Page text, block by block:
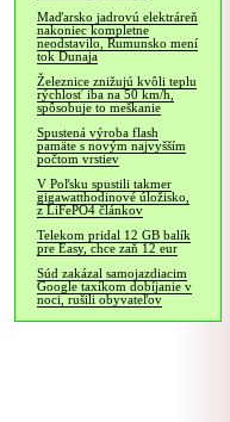
Maďarsko jadrovú elektráreň
nakoniec kompletne
neodstavilo, Rumunsko mení
tok Dunaja
Železnice znižujú kvôli teplu
rýchlosť iba na 50 km/h,
spôsobuje to meškanie
Spustená výroba flash
pamäte s novým najvyšším
počtom vrstiev
V Poľsku spustili takmer
gigawatthodinové úložisko,
z LiFePO4 článkov
Telekom pridal 12 GB balík
pre Easy, chce zaň 12 eur
Súd zakázal samojazdiacim
Google taxíkom dobíjanie v
noci, rušili obyvateľov